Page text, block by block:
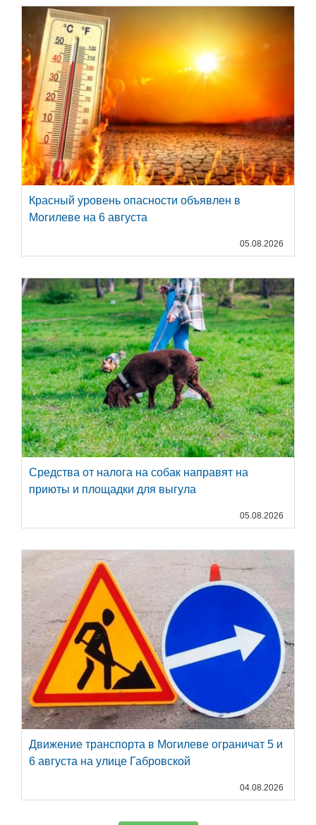
Красный уровень опасности объявлен в
Могилеве на 6 августа
05.08.2026
Средства от налога на собак направят на
приюты и площадки для выгула
05.08.2026
Движение транспорта в Могилеве ограничат 5 и
6 августа на улице Габровской
04.08.2026